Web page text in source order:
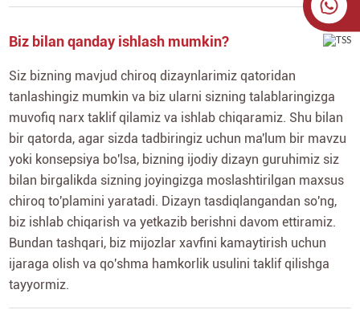
Biz bilan qanday ishlash mumkin?
Siz bizning mavjud chiroq dizaynlarimiz qatoridan
tanlashingiz mumkin va biz ularni sizning talablaringizga
muvofiq narx taklif qilamiz va ishlab chiqaramiz. Shu bilan
bir qatorda, agar sizda tadbiringiz uchun ma'lum bir mavzu
yoki konsepsiya bo'lsa, bizning ijodiy dizayn guruhimiz siz
bilan birgalikda sizning joyingizga moslashtirilgan maxsus
chiroq to'plamini yaratadi. Dizayn tasdiqlangandan so'ng,
biz ishlab chiqarish va yetkazib berishni davom ettiramiz.
Bundan tashqari, biz mijozlar xavfini kamaytirish uchun
ijaraga olish va qo'shma hamkorlik usulini taklif qilishga
tayyormiz.